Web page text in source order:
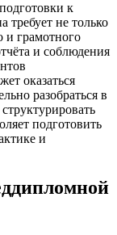
к
требует не только
и грамотного
и соблюдения
оказаться
разобраться в
подготовить
и